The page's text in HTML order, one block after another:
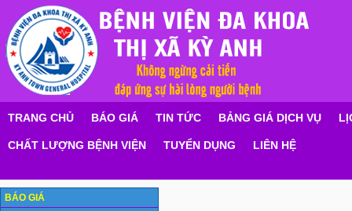
TRANG CHỦ BÁO GIÁ TIN TỨC BẢNG GIÁ DỊCH VỤ
CHẤT LƯỢNG BỆNH VIỆN TUYỂN DỤNG LIÊN HỆ
BÁO GIÁ